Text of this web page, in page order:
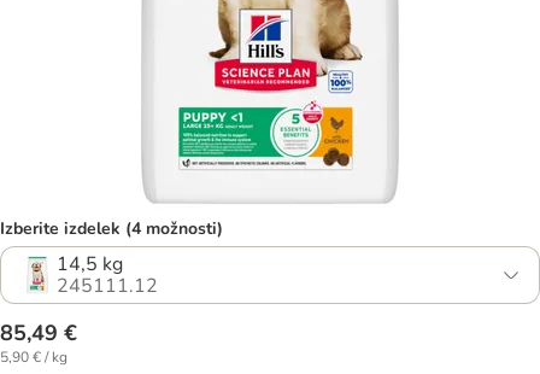
Izberite izdelek (4 možnosti)
14,5 kg
245111.12
85,49 €
5,90 € / kg